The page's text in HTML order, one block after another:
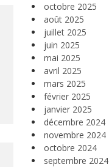
octobre 2025
août 2025
juillet 2025
juin 2025
mai 2025
avril 2025
mars 2025
février 2025
janvier 2025
décembre 2024
novembre 2024
octobre 2024
septembre 2024